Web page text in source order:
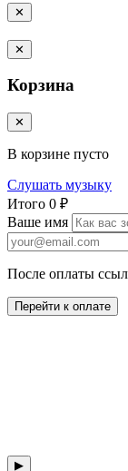
✕
✕
Корзина
✕
В корзине пусто
Слушать музыку
Итого 0 ₽
Ваше имя
После оплаты
Перейти к оплате
▶